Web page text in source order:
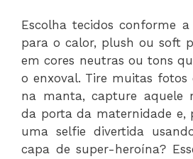
Escolha tecidos conforme
para o calor, plush ou soft
em cores neutras ou tons
o enxoval. Tire muitas fotos
na manta, capture aquele
da porta da maternidade e,
uma selfie divertida
capa de super-heroína?